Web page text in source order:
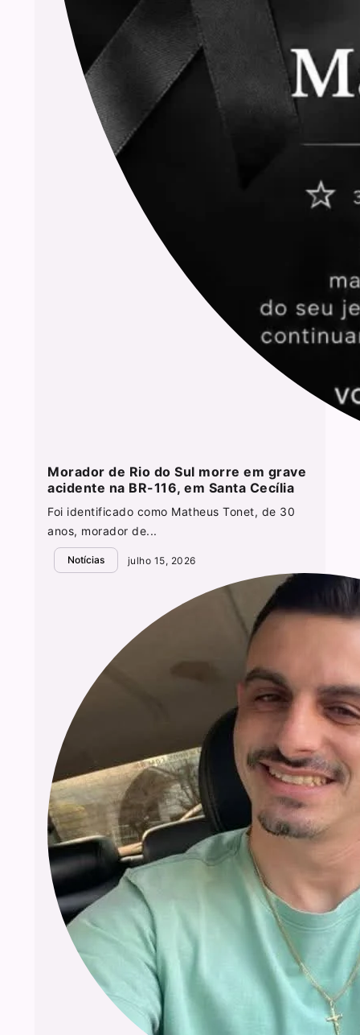
Morador de Rio do Sul morre em grave
acidente na BR-116, em Santa Cecília
Foi identificado como Matheus Tonet, de 30
anos, morador de...
Notícias julho 15, 2026